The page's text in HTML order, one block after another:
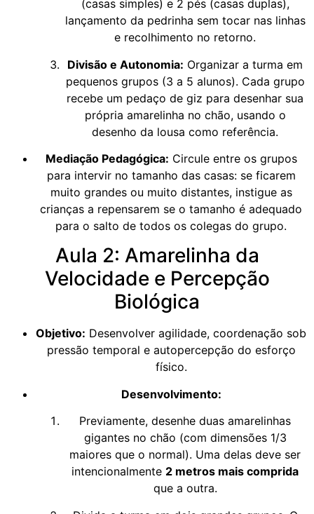
(casas simples) e 2 pés (casas duplas),
lançamento da pedrinha sem tocar nas linhas
e recolhimento no retorno.
Divisão e Autonomia: Organizar a turma em
pequenos grupos (3 a 5 alunos). Cada grupo
recebe um pedaço de giz para desenhar sua
própria amarelinha no chão, usando o
desenho da lousa como referência.
Mediação Pedagógica: Circule entre os grupos
para intervir no tamanho das casas: se ficarem
muito grandes ou muito distantes, instigue as
crianças a repensarem se o tamanho é adequado
para o salto de todos os colegas do grupo.
Aula 2: Amarelinha da
Velocidade e Percepção
Biológica
Objetivo: Desenvolver agilidade, coordenação sob
pressão temporal e autopercepção do esforço
físico.
Desenvolvimento:
Previamente, desenhe duas amarelinhas
gigantes no chão (com dimensões 1/3
maiores que o normal). Uma delas deve ser
intencionalmente 2 metros mais comprida
que a outra.